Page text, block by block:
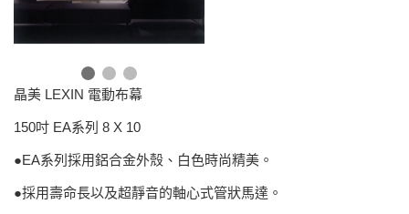
晶美 LEXIN 電動布幕
150吋 EA系列 8 X 10
●EA系列採用鋁合金外殼、白色時尚精美。
●採用壽命長以及超靜音的軸心式管狀馬達。